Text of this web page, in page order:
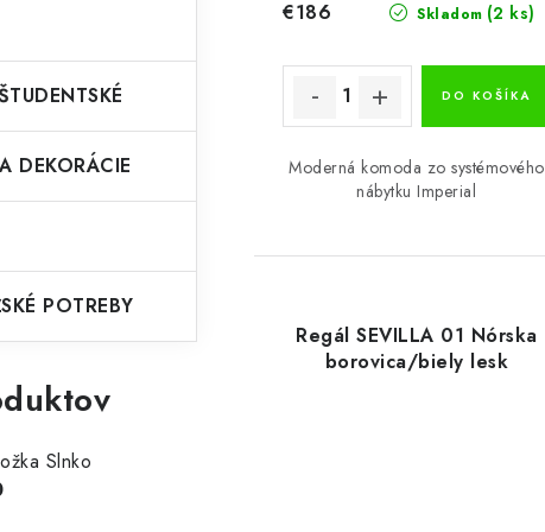
DEKORÁCIE
POTREBY
Slnko
k
t
o
v
Skladom (2 ks)
€186
DO KOŠÍKA
Moderná komoda zo systémového
nábytku Imperial
Regál SEVILLA 01 Nórska
borovica/biely lesk